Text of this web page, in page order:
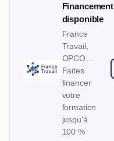
Financement
disponible
France
Travail,
OPCO…
Faites
financer
votre
formation
jusqu'à
100 %